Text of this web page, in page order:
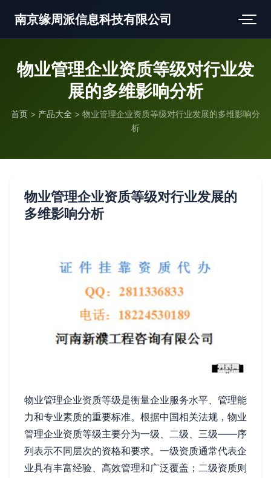
南京缘周派信息科技有限公司
物业管理企业资质等级对行业发
展的多维影响分析
首页 > 产品大全 > 物业管理企业资质等级对行业发展的多维影响分
析
物业管理企业资质等级对行业发展的
多维影响分析
物业管理企业资质等级是衡量企业服务水平、管理能
力和专业素质的重要标准。根据中国相关法规，物业
管理企业资质等级主要分为一级、二级、三级——序
列表示不同层次的资格和要求。一级资质通常代表企
业具有丰富经验、高效管理和广泛覆盖；二级资质则